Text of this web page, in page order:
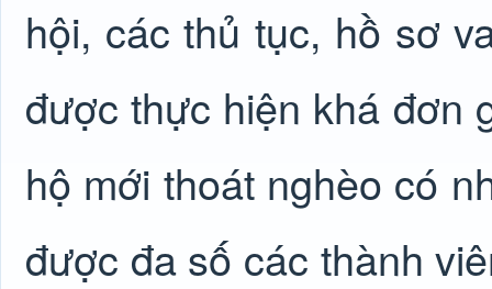
hội, các thủ tục, hồ sơ
được thực hiện khá đơn
hộ mới thoát nghèo có
được đa số các thành